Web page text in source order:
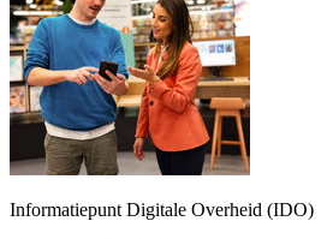
Informatiepunt Digitale Overheid (IDO)